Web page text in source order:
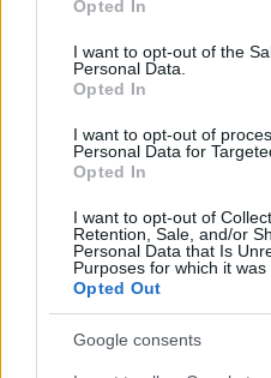
use your data for below
consent section.
Opted In
I want to opt-out of the
Personal Data.
Opted In
I want to opt-out of
Personal Data for
Opted In
I want to opt-out of
Retention, Sale, and/or
Personal Data that Is
Purposes for which it was
Opted Out
Google consents
ΣΑΝ ΣΗΜΕΡΑ – 6
Μάχη του Oriskany,
ινδιάνικο εμφύλιο
“Τυφλό” το
αεροσκάφος ή μια
Ισραήλ;